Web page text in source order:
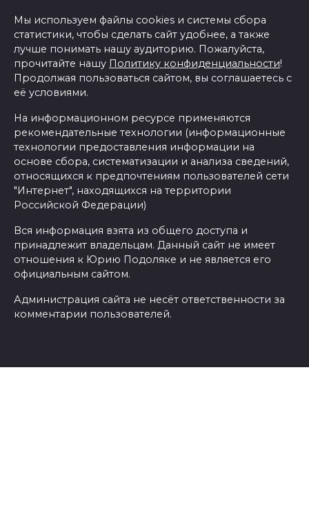
Мы используем файлы cookies и системы сбора
статистики, чтобы сделать сайт удобнее, а также
лучше понимать нашу аудиторию. Пожалуйста,
прочитайте нашу Политику конфиденциальности!
Продолжая пользоваться сайтом, вы соглашаетесь с
её условиями.
На информационном ресурсе применяются
рекомендательные технологии (информационные
технологии предоставления информации на
основе сбора, систематизации и анализа сведений,
относящихся к предпочтениям пользователей сети
"Интернет", находящихся на территории
Российской Федерации)
Вся информация взята из общего доступа и
принадлежит владельцам. Данный сайт не имеет
отношения к Юрию Подоляке и не является его
официальным сайтом.
Администрация сайта не несёт ответственности за
комментарии пользователей.